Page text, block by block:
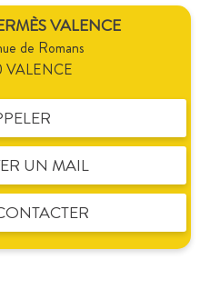
VALENCE
de Romans
UN MAIL